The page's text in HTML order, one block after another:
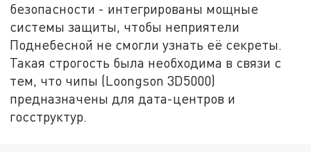
безопасности - интегрированы мощные
системы защиты, чтобы неприятели
Поднебесной не смогли узнать её секреты.
Такая строгость была необходима в связи с
тем, что чипы (Loongson 3D5000)
предназначены для дата-центров и
госструктур.